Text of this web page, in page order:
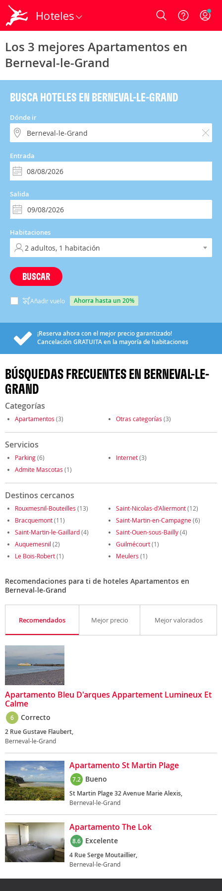
Hoteles Login
Los 3 mejores Apartamentos en
Berneval-le-Grand
BUSCA HOTELES EN BERNEVAL-LE-GRAND
Dónde ir
Entrada
Salida
Habitaciones
BUSCAR
Añadir vuelo ahorra hasta un 20%
¡Reserva ahora con el mejor precio garantizado!
Cancelación GRATUITAen la mayoría de habitaciones
BÚSQUEDAS FRECUENTES EN BERNEVAL-LE-
GRAND
Categorías
Apartamentos (3) Otras categorías (3)
Servicios
Parking(6) Internet(3)
Admite Mascotas (1)
Destinos cercanos
Rouxmesnil-Bouteilles (13) Saint-Nicolas-d'Aliermont(12)
Bracquemont(11) Saint-Martin-en-Campagne(6)
Saint-Martin-le-Gaillard(4) Saint-Ouen-sous-Bailly(4)
Auquemesnil (2) Guilmécourt(1)
Le Bois-Robert(1) Meulers (1)
Recomendaciones para ti de hoteles Apartamentos en
Berneval-le-Grand
Recomendados Mejor precio Mejor valorados
Apartamento Bleu D'arques Appartement Lumineux Et
Calme
6 Correcto
2 Rue Gustave Flaubert,
Berneval-le-Grand
Apartamento St Martin Plage
7.2 Bueno
St Martin Plage 32 Avenue Marie Alexis,
Berneval-le-Grand
Apartamento The Lok
8.6 Excelente
4 Rue Serge Moutaillier,
Berneval-le-Grand